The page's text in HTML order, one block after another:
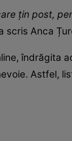
țin post,
scris Anca
îndrăgita
Astfel,